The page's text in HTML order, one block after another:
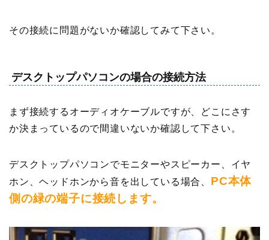
その接続に問題がないか確認してみて下さい。
デスクトップパソコンの場合の接続方法
まず接続するオーディオケーブルですが、どこにさす
か決まっているので間違いないか確認して下さい。
デスクトップパソコンでモニターやスピーカー、イヤ
ホン、ヘッドホンから音を出している場合、 PC本体
側の緑の端子に接続します。